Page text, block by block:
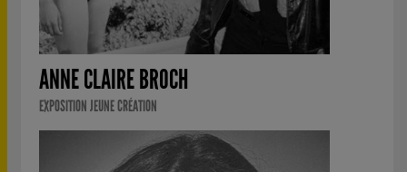
ANNE CLAIRE BROCH
EXPOSITION JEUNE CRÉATION